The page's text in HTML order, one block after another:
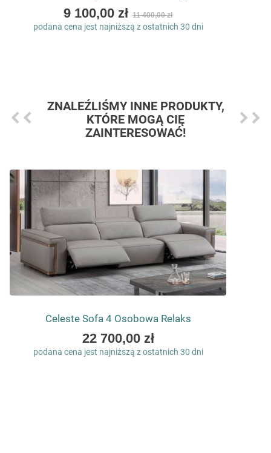
As
low
9 100,00 zł 11 400,00 zł
podana cena jest najniższą z ostatnich 30 dni
ZNALEŹLIŚMY INNE PRODUKTY,
KTÓRE MOGĄ CIĘ
ZAINTERESOWAĆ!
Celeste Sofa 4 Osobowa Relaks
As
low
22 700,00 zł
podana cena jest najniższą z ostatnich 30 dni